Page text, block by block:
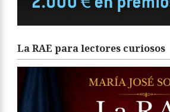
La RAE para lectores curiosos